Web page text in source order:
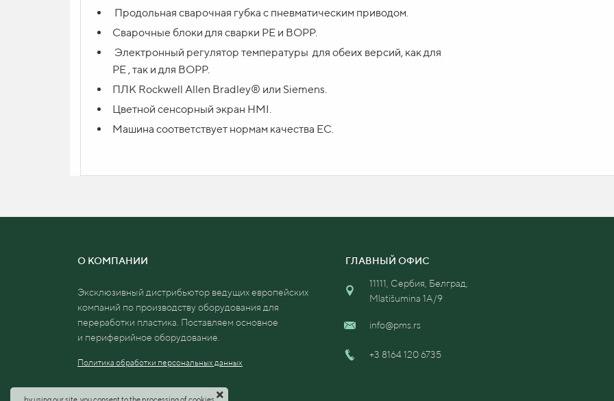
Продольная сварочная губка с пневматическим приводом.
Сварочные блоки для сварки PE и BOPP.
Электронный регулятор температуры для обеих версий, как для
PE , так и для BOPP.
ПЛК Rockwell Allen Bradley® или Siemens.
Цветной сенсорный экран HMI.
Машина соответствует нормам качества ЕС.
ВАШ ВОПРОС
Отправить заявку
О КОМПАНИИ
Эксклюзивный дистрибьютор ведущих европейских
компаний по производству оборудования для
переработки пластика. Поставляем основное
и периферийное оборудование.
Политика обработки персональных данных
ГЛАВНЫЙ ОФИС
11111, Сербия, Белград,
Mlatišumina 1A/9
info@pms.rs
+3 8164 120 6735